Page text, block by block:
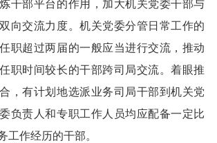
干部平台的作用，加大机关党委干部与
向交流力度。机关党委分管日常工作的
职超过两届的一般应当进行交流，推动
职时间较长的干部跨司局交流。着眼推
，有计划地选派业务司局干部到机关党
负责人和专职工作人员均应配备一定比
工作经历的干部。